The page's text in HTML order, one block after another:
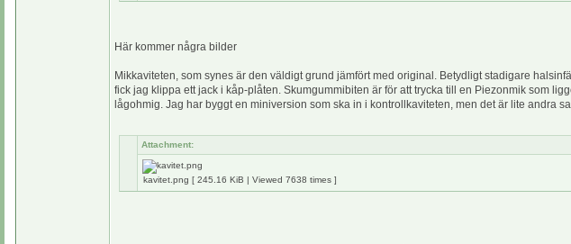
Här kommer några bilder
Mikkaviteten, som synes är den väldigt grund jämfört med original. Betydligt stadigare
fick jag klippa ett jack i kåp-plåten. Skumgummibiten är för att trycka till en Piezonmik som
lågohmig. Jag har byggt en miniversion som ska in i kontrollkaviteten, men det är lite andra
Attachment:
kavitet.png [ 245.16 KiB | Viewed 7638 times ]